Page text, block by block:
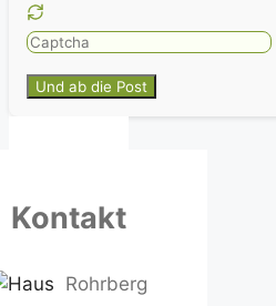
Please
the
CAPTCHA
ensure
Kontakt
Rohrberg